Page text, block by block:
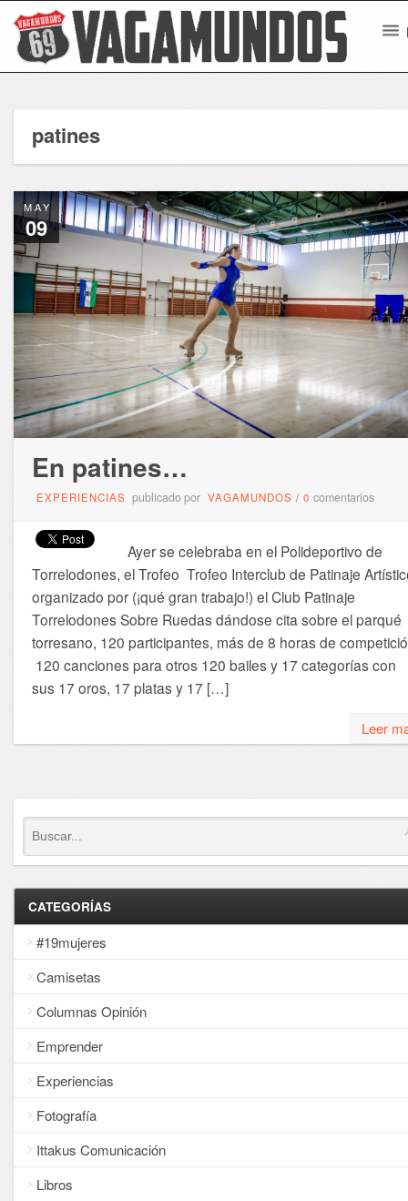
patines
MAY
09
En patines…
EXPERIENCIAS publicado por VAGAMUNDOS / 0 comentarios
Ayer se celebraba en el Polideportivo de
Torrelodones, el Trofeo Trofeo Interclub de Patinaje
organizado por (¡qué gran trabajo!) el Club Patinaje
Torrelodones Sobre Ruedas dándose cita sobre el parqué
torresano, 120 participantes, más de 8 horas de
120 canciones para otros 120 bailes y 17 categorías con
sus 17 oros, 17 platas y 17 […]
Leer
CATEGORÍAS
#19mujeres
Camisetas
Columnas Opinión
Emprender
Experiencias
Fotografía
Ittakus Comunicación
Libros